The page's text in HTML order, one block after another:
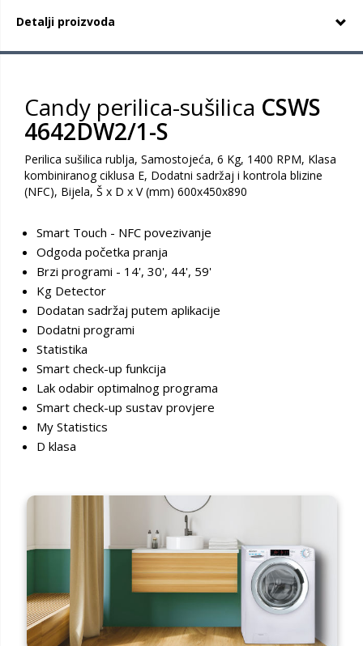
Detalji proizvoda
Candy perilica-sušilica CSWS
4642DW2/1-S
Perilica sušilica rublja, Samostojeća, 6 Kg, 1400 RPM, Klasa
kombiniranog ciklusa E, Dodatni sadržaj i kontrola blizine
(NFC), Bijela, Š x D x V (mm) 600x450x890
Smart Touch - NFC povezivanje
Odgoda početka pranja
Brzi programi - 14', 30', 44', 59'
Kg Detector
Dodatan sadržaj putem aplikacije
Dodatni programi
Statistika
Smart check-up funkcija
Lak odabir optimalnog programa
Smart check-up sustav provjere
My Statistics
D klasa